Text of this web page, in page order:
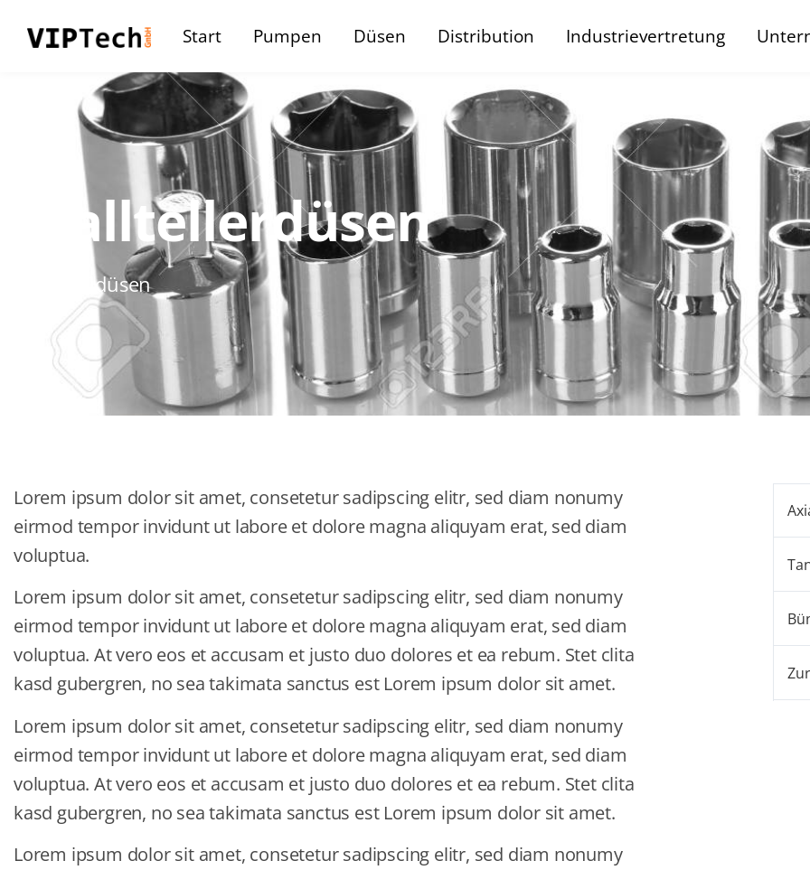
Start Pumpen Düsen Distribution Industrievertretung
Pralltellerdüsen
Vollkegeldüsen
Lorem ipsum dolor sit amet, consetetur sadipscing elitr, sed diam nonumy
eirmod tempor invidunt ut labore et dolore magna aliquyam erat, sed diam
voluptua.
Lorem ipsum dolor sit amet, consetetur sadipscing elitr, sed diam nonumy
eirmod tempor invidunt ut labore et dolore magna aliquyam erat, sed diam
voluptua. At vero eos et accusam et justo duo dolores et ea rebum. Stet clita
kasd gubergren, no sea takimata sanctus est Lorem ipsum dolor sit amet.
Lorem ipsum dolor sit amet, consetetur sadipscing elitr, sed diam nonumy
eirmod tempor invidunt ut labore et dolore magna aliquyam erat, sed diam
voluptua. At vero eos et accusam et justo duo dolores et ea rebum. Stet clita
kasd gubergren, no sea takimata sanctus est Lorem ipsum dolor sit amet.
Lorem ipsum dolor sit amet, consetetur sadipscing elitr, sed diam nonumy